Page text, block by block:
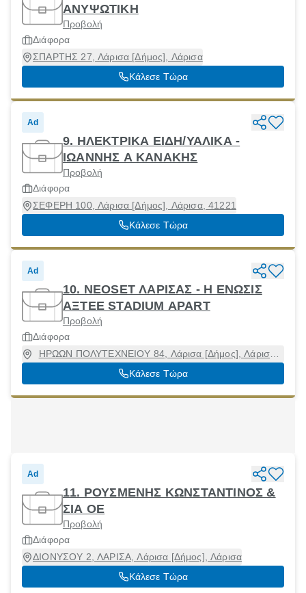
ΑΝΥΨΩΤΙΚΗ
Προβολή
Διάφορα
ΣΠΑΡΤΗΣ 27, Λάρισα [Δήμος], Λάρισα
Κάλεσε Τώρα
Ad
9. ΗΛΕΚΤΡΙΚΑ ΕΙΔΗ/ΥΑΛΙΚΑ -
ΙΩΑΝΝΗΣ Α ΚΑΝΑΚΗΣ
Προβολή
Διάφορα
ΣΕΦΕΡΗ 100, Λάρισα [Δήμος], Λάρισα, 41221
Κάλεσε Τώρα
Ad
10. NEOSET ΛΑΡΙΣΑΣ - Η ΕΝΩΣΙΣ
ΑΞΤΕΕ STADIUM APART
Προβολή
Διάφορα
ΗΡΩΩΝ ΠΟΛΥΤΕΧΝΕΙΟΥ 84, Λάρισα [Δήμος], Λάρισα,
41335
Κάλεσε Τώρα
Ad
11. ΡΟΥΣΜΕΝΗΣ ΚΩΝΣΤΑΝΤΙΝΟΣ &
ΣΙΑ ΟΕ
Προβολή
Διάφορα
ΔΙΟΝΥΣΟΥ 2, ΛΑΡΙΣΑ, Λάρισα [Δήμος], Λάρισα
Κάλεσε Τώρα